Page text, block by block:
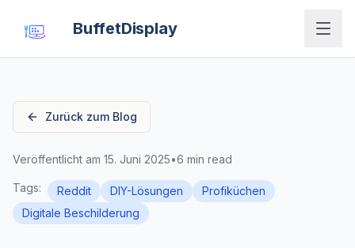
BuffetDisplay
Zurück zum Blog
Veröffentlicht am 15. Juni 2025•6 min read
Tags: Reddit DIY-Lösungen
Profiküchen
Digitale Beschilderung